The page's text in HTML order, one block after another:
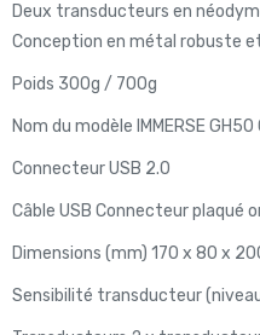
Deux transducteurs en
Conception en métal robuste
Poids 300g / 700g
Nom du modèle IMMERSE GH50
Connecteur USB 2.0
Câble USB Connecteur plaqué
Dimensions (mm) 170 x 80 x
Sensibilité transducteur